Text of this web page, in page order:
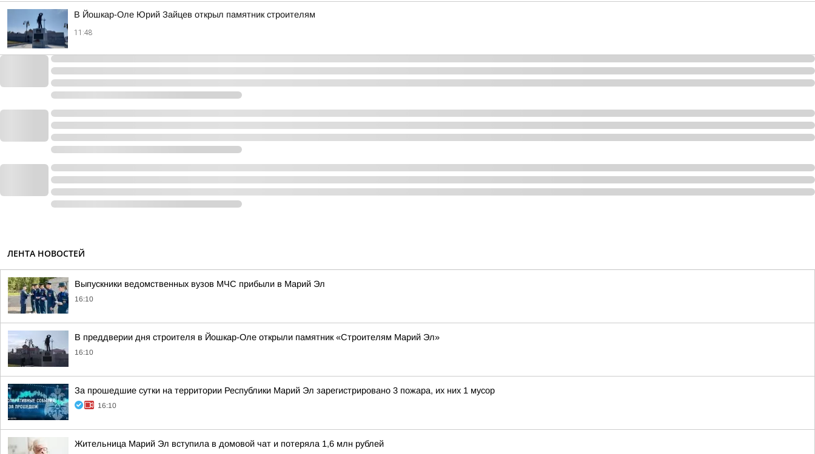
В Йошкар-Оле Юрий Зайцев открыл памятник строителям
11:48
ЛЕНТА НОВОСТЕЙ
Выпускники ведомственных вузов МЧС прибыли в Марий Эл
16:10
В преддверии дня строителя в Йошкар-Оле открыли памятник «Строителям Марий Эл»
16:10
За прошедшие сутки на территории Республики Марий Эл зарегистрировано 3 пожара, их них 1 мусор
16:10
Жительница Марий Эл вступила в домовой чат и потеряла 1,6 млн рублей